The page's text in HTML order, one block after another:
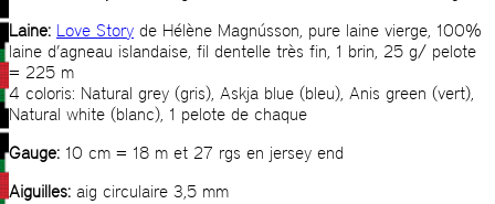
Laine: Love Story de Hélène Magnússon, pure laine vierge, 100%
laine d’agneau islandaise, fil dentelle très fin, 1 brin, 25 g/ pelote
= 225 m
4 coloris: Natural grey (gris), Askja blue (bleu), Anis green (vert),
Natural white (blanc), 1 pelote de chaque
Gauge: 10 cm = 18 m et 27 rgs en jersey end
Aiguilles: aig circulaire 3,5 mm